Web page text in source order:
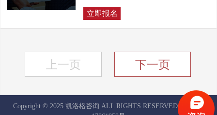
立即报名
上一页 下一页
Copyright © 2025 凯洛格咨询 ALL RIGHTS RESERVED
京ICP备